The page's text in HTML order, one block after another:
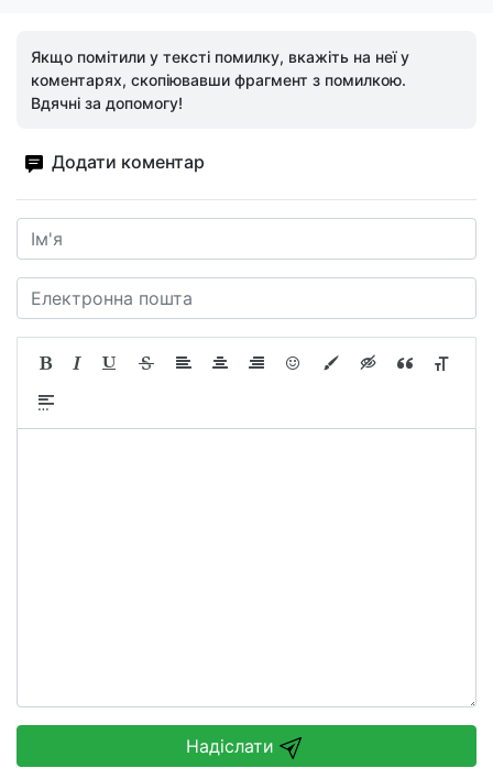
Якщо помітили у тексті помилку, вкажіть на неї у
коментарях, скопіювавши фрагмент з помилкою.
Вдячні за допомогу!
Додати коментар
Надіслати